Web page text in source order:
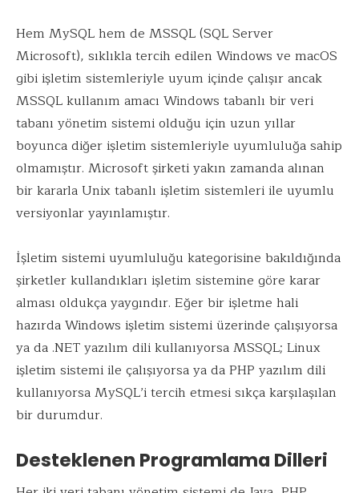
Hem MySQL hem de MSSQL (SQL Server
Microsoft), sıklıkla tercih edilen Windows ve macOS
gibi işletim sistemleriyle uyum içinde çalışır ancak
MSSQL kullanım amacı Windows tabanlı bir veri
tabanı yönetim sistemi olduğu için uzun yıllar
boyunca diğer işletim sistemleriyle uyumluluğa sahip
olmamıştır. Microsoft şirketi yakın zamanda alınan
bir kararla Unix tabanlı işletim sistemleri ile uyumlu
versiyonlar yayınlamıştır.
İşletim sistemi uyumluluğu kategorisine bakıldığında
şirketler kullandıkları işletim sistemine göre karar
alması oldukça yaygındır. Eğer bir işletme hali
hazırda Windows işletim sistemi üzerinde çalışıyorsa
ya da .NET yazılım dili kullanıyorsa MSSQL; Linux
işletim sistemi ile çalışıyorsa ya da PHP yazılım dili
kullanıyorsa MySQL’i tercih etmesi sıkça karşılaşılan
bir durumdur.
Desteklenen Programlama Dilleri